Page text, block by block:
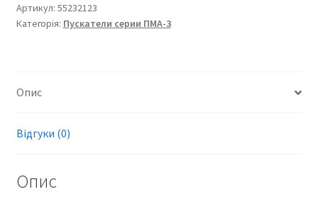
Артикул: 55232123
Категорія: Пускатели серии ПМА-3
Опис
Відгуки (0)
Опис